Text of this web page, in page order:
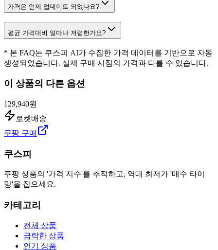
가격은 언제 업데이트 되었나요?
평균 가격대비 얼마나 저렴한가요?
* 본 FAQ는 쿠스피 AI가 수집한 가격 데이터를 기반으로 자동
생성되었습니다. 실제 구매 시점의 가격과 다를 수 있습니다.
이 상품의 다른 옵션
129,940원
로켓배송
쿠팡 구매
쿠스피
쿠팡 상품의 '가격 지수'를 추적하고, 역대 최저가 '매수 타이
밍'을 잡으세요.
카테고리
전체 상품
급락한 상품
인기 상품